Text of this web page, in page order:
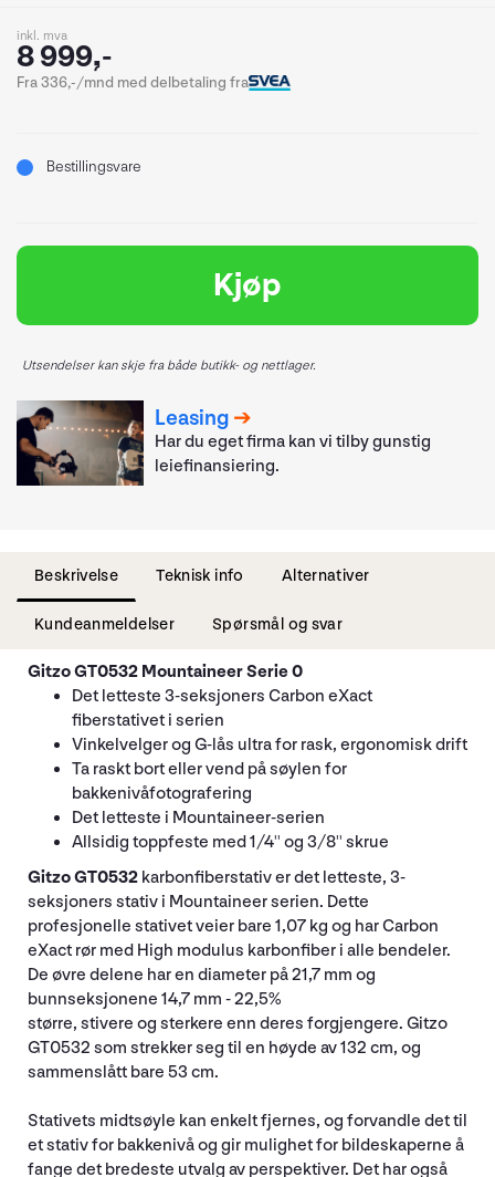
inkl. mva
8 999,-
Fra 336,-/mnd med delbetaling fra
Bestillingsvare
Kjøp
Utsendelser kan skje fra både butikk- og nettlager.
Leasing
Har du eget firma kan vi tilby gunstig
leiefinansiering.
Beskrivelse Teknisk info Alternativer
Kundeanmeldelser Spørsmål og svar
Gitzo GT0532 Mountaineer Serie 0
Det letteste 3-seksjoners Carbon eXact
fiberstativet i serien
Vinkelvelger og G-lås ultra for rask, ergonomisk drift
Ta raskt bort eller vend på søylen for
bakkenivåfotografering
Det letteste i Mountaineer-serien
Allsidig toppfeste med 1/4'' og 3/8'' skrue
Gitzo GT0532 karbonfiberstativ er det letteste, 3-
seksjoners stativ i Mountaineer serien. Dette
profesjonelle stativet veier bare 1,07 kg og har Carbon
eXact rør med High modulus karbonfiber i alle bendeler.
De øvre delene har en diameter på 21,7 mm og
bunnseksjonene 14,7 mm - 22,5%
større, stivere og sterkere enn deres forgjengere. Gitzo
GT0532 som strekker seg til en høyde av 132 cm, og
sammenslått bare 53 cm.
Stativets midtsøyle kan enkelt fjernes, og forvandle det til
et stativ for bakkenivå og gir mulighet for bildeskaperne å
fange det bredeste utvalg av perspektiver. Det har også